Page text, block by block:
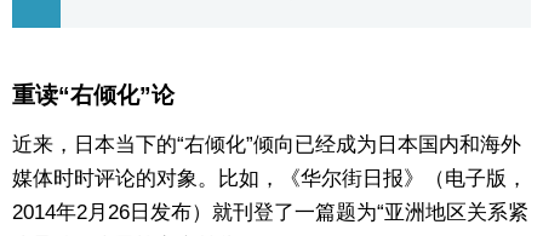
东京
编辑部通知
重读“右倾化”论
近来，日本当下的“右倾化”倾向已经成为日本国内和海外
媒体时时评论的对象。比如，《华尔街日报》（电子版，
2014年2月26日发布）就刊登了一篇题为“亚洲地区关系紧